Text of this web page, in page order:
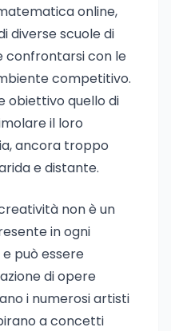
online,
diverse scuole di
confrontarsi con le
competitivo.
obiettivo quello di
il loro
ancora troppo
e distante.
non è un
in ogni
può essere
di opere
i numerosi artisti
a concetti